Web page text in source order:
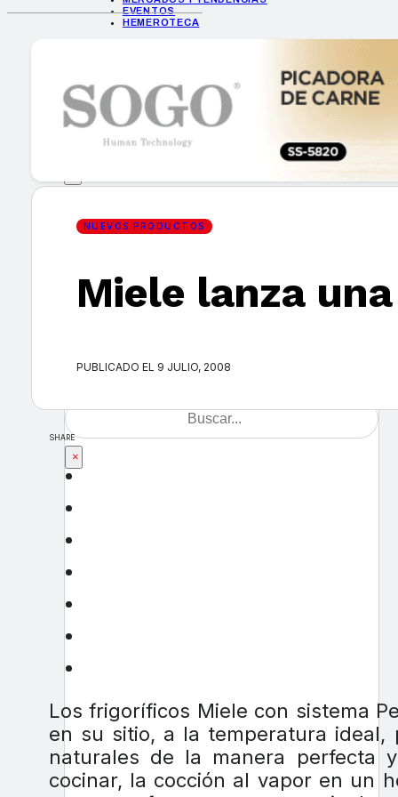
EVENTOS
HEMEROTECA
GUÍA DE COMPRA
NUEVOS PRODUCTOS
CONSEJOS TECH
MERCADOS Y TENDENCIAS
HEMEROTECA
×
NUEVOS PRODUCTOS
Miele lanza
PUBLICADO EL 9 JULIO, 2008
SHARE
Los frigoríficos Miele con sistema
en su sitio, a la temperatura
naturales de la manera perfecta
cocinar, la cocción al vapor en un